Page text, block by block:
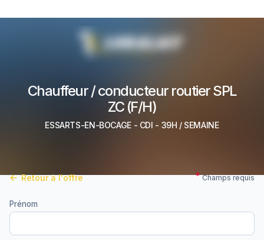
Chauffeur / conducteur routier SPL
ZC (F/H)
ESSARTS-EN-BOCAGE - CDI - 39H / SEMAINE
Retour à l'offre Champs requis
Prénom